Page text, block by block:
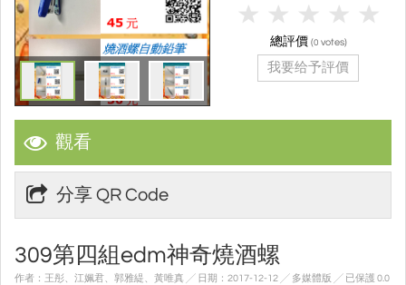
觀看
分享 QR Code
309第四組edm神奇燒酒螺
作者：王彤、江姵君、郭雅緹、黃唯真 ╱ 日期：2017-12-12 ╱ 多媒體版 ╱ 已保護 0.0
總評價 (0 votes)
我要给予評價